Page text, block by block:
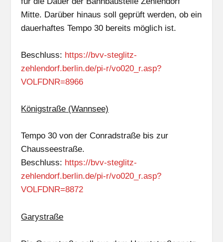
Mitte. Darüber hinaus soll geprüft werden, ob ein
dauerhaftes Tempo 30 bereits möglich ist.
Beschluss: https://bvv-steglitz-
zehlendorf.berlin.de/pi-r/vo020_r.asp?
VOLFDNR=8966
Königstraße (Wannsee)
Tempo 30 von der Conradstraße bis zur
Chausseestraße.
Beschluss: https://bvv-steglitz-
zehlendorf.berlin.de/pi-r/vo020_r.asp?
VOLFDNR=8872
Garystraße